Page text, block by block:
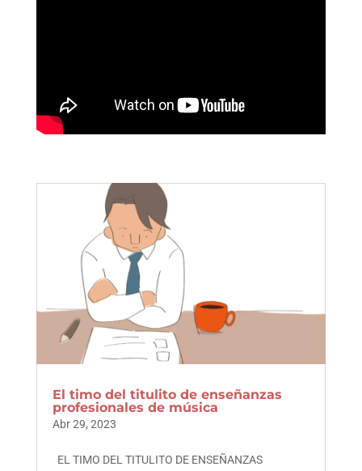
El timo del titulito de enseñanzas
profesionales de música
Abr 29, 2023
EL TIMO DEL TITULITO DE ENSEÑANZAS